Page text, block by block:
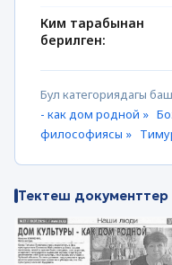
Ким тарабынан
берилген:
Бул категориядагы
- как дом родной »
философиясы »
Тектеш документтер